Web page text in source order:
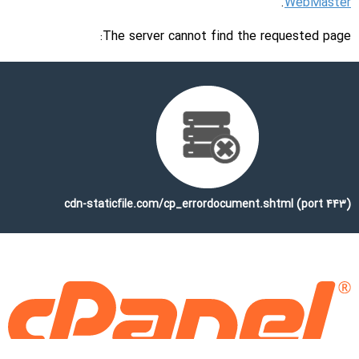
The server cannot find the requested page:
cdn-staticfile.com/cp_errordocument.shtml (port 443)